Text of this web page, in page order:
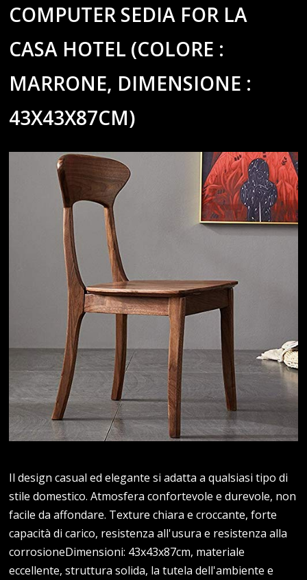
COMPUTER SEDIA FOR LA
CASA HOTEL (COLORE :
MARRONE, DIMENSIONE :
43X43X87CM)
Il design casual ed elegante si adatta a qualsiasi tipo di
stile domestico. Atmosfera confortevole e durevole, non
facile da affondare. Texture chiara e croccante, forte
capacità di carico, resistenza all'usura e resistenza alla
corrosioneDimensioni: 43x43x87cm, materiale
eccellente, struttura solida, la tutela dell'ambiente e